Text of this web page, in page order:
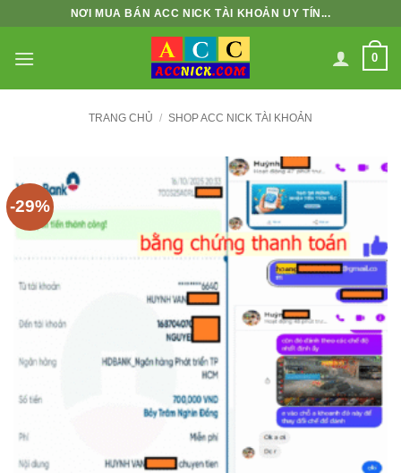
nội
NƠI MUA BÁN ACC NICK TÀI KHOẢN UY TÍN...
0
TRANG CHỦ / SHOP ACC NICK TÀI KHOẢN
-29%